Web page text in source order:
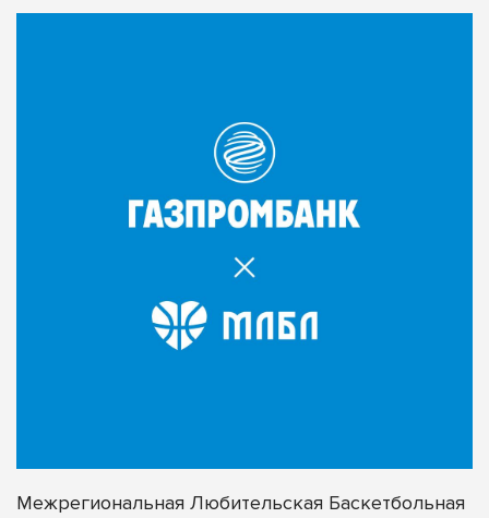
Межрегиональная Любительская Баскетбольная